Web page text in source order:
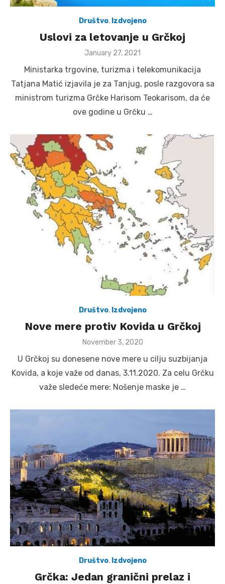
Društvo, Izdvojeno
Uslovi za letovanje u Grčkoj
Posted
January 27, 2021
Ministarka trgovine, turizma i telekomunikacija
Tatjana Matić izjavila je za Tanjug, posle razgovora sa
ministrom turizma Grčke Harisom Teokarisom, da će
ove godine u Grčku …
Društvo, Izdvojeno
Nove mere protiv Kovida u Grčkoj
Posted
November 3, 2020
U Grčkoj su donesene nove mere u cilju suzbijanja
Kovida, a koje važe od danas, 3.11.2020. Za celu Grčku
važe sledeće mere: Nošenje maske je …
Društvo, Izdvojeno
Grčka: Jedan granični prelaz i